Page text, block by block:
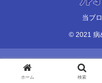
当ブ
© 2021 病
ホーム 検索